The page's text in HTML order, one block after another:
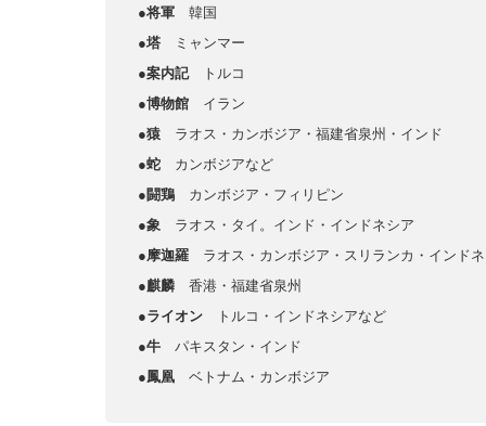
●将軍 韓国
●塔
ミャンマー
●案内記
トルコ
●博物館 イラン
●猿 ラオス・カンボジア・福建省泉州・インド
●蛇 カンボジアなど
●闘鶏 カンボジア・フィリピン
●象 ラオス・タイ。インド・インドネシア
●摩迦羅 ラオス・カンボジア・スリランカ・インド
●麒麟 香港・福建省泉州
●ライオン
トルコ・インドネシアなど
●牛 パキスタン・インド
●鳳凰 ベトナム・カンボジア